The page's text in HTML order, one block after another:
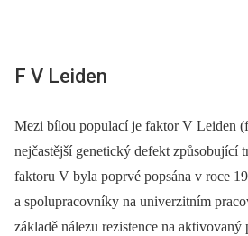
F V Leiden
Mezi bílou populací je faktor V Leiden
nejčastější genetický defekt způsobující
faktoru V byla poprvé popsána v roce
a spolupracovníky na univerzitním
základě nálezu rezistence na